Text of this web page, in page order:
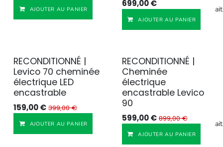
AJOUTER AU PANIER Ajouter à la liste de
699,00€
AJOUTER AU PANIER
Reconditionné
RECONDITIONNÉ |
Levico 70 cheminée
électrique LED
encastrable
159,00€ 399,00€
AJOUTER AU PANIER Ajouter à la liste de
Reconditionné
RECONDITIONNÉ |
Cheminée
électrique
encastrable Levico
90
599,00€ 899,00€
AJOUTER AU PANIER